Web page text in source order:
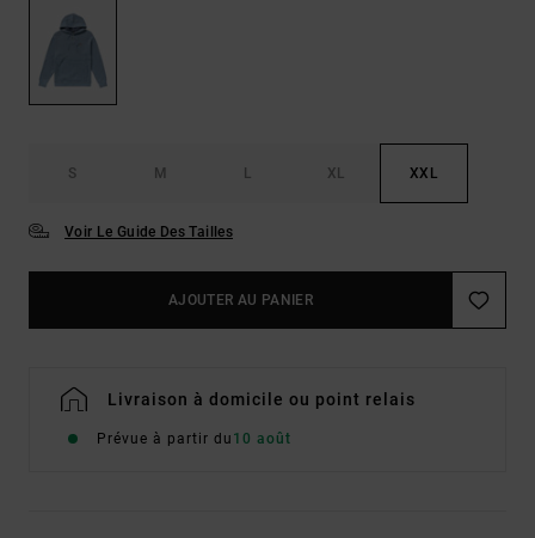
S M L XL XXL
Voir Le Guide Des Tailles
AJOUTER AU PANIER
Livraison à domicile ou point relais
Prévue à partir du 10 août